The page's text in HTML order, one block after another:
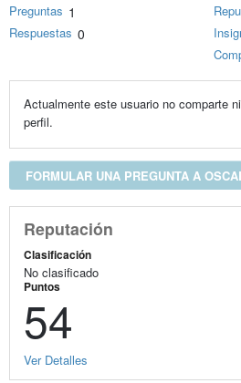
Preguntas 1
Respuestas 0
Actualmente este usuario no comparte
perfil.
FORMULAR UNA PREGUNTA A
Reputación
Clasificación
No clasificado
Puntos
54
Ver Detalles